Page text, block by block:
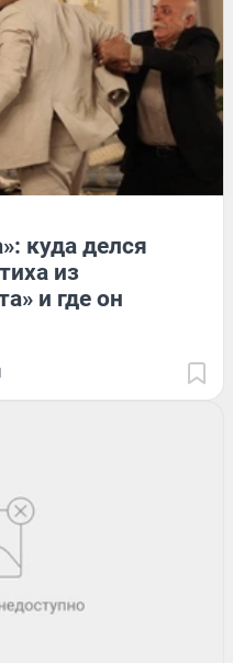
куда делся
из
и где он